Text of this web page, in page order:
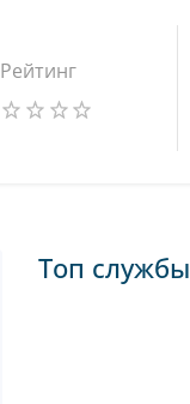
Рейтинг
Топ службы